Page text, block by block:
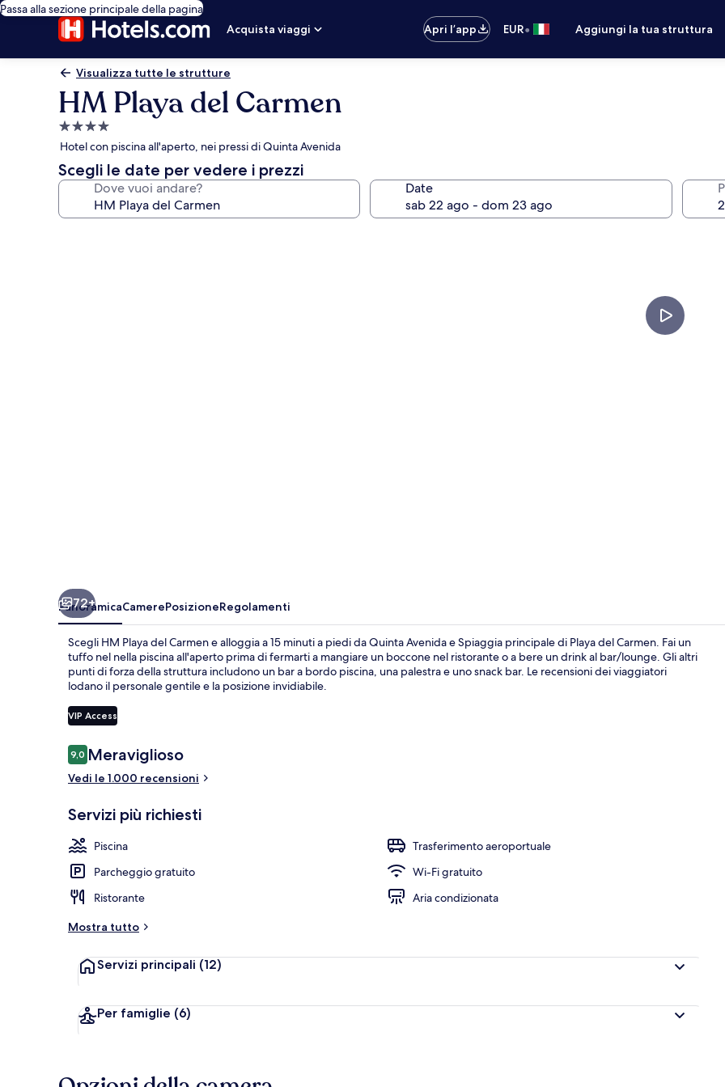
Passa alla sezione principale della pagina
Acquista viaggi
Apri l’app EUR• Aggiungi la tua struttura
Visualizza tutte le strutture
HM Playa del Carmen
Struttura
a
4.0
stelle
Hotel con piscina all'aperto, nei pressi di Quinta Avenida
Scegli le date per vedere i prezzi
Dove vuoi andare? Date
72+
PanoramicaCamerePosizioneRegolamenti
Scegli HM Playa del Carmen e alloggia a 15 minuti a piedi da Quinta Avenida e Spiaggia principale di Playa del Carmen. Fai un
tuffo nel nella piscina all'aperto prima di fermarti a mangiare un boccone nel ristorante o a bere un drink al bar/lounge. Gli altri
punti di forza della struttura includono un bar a bordo piscina, una palestra e uno snack bar. Le recensioni dei viaggiatori
lodano il personale gentile e la posizione invidiabile.
VIP Access
Recensioni
9,09,0 su 10
Meraviglioso
Vedi le 1.000 recensioni
Servizi più richiesti
Piscina
Trasferimento aeroportuale
Parcheggio gratuito
Wi-Fi gratuito
Ristorante
Aria condizionata
Mostra tutto
Servizi principali (12)
Per famiglie (6)